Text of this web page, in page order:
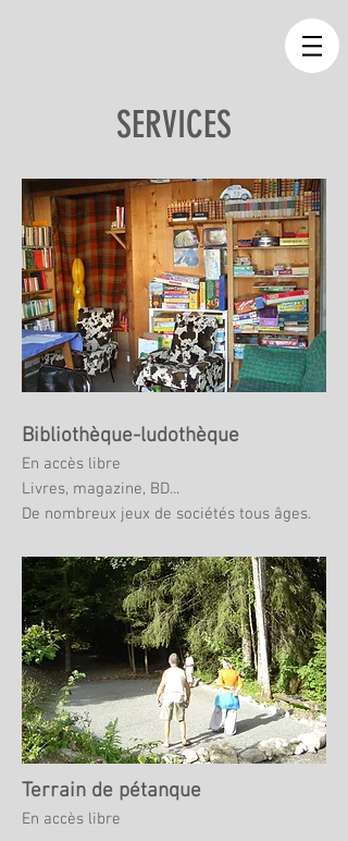
SERVICES
Bibliothèque-ludothèque
En accès libre
Livres, magazine, BD...
De nombreux jeux de sociétés tous âges.
Terrain de pétanque
En accès libre